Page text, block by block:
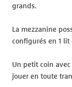
grands.
La mezzanine
configurés en 1 lit
Un petit coin
jouer en toute